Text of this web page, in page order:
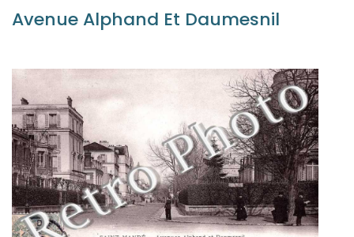
Avenue Alphand Et Daumesnil